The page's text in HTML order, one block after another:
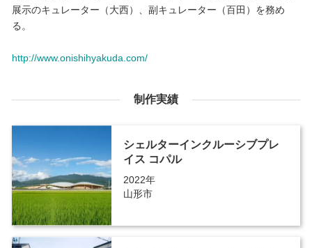
展示のキュレーター（大西）、副キュレーター（百田）を務め
る。
http://www.onishihyakuda.com/
制作実績
シェルターインクルーシブプレ
イス コパル
2022年
山形市